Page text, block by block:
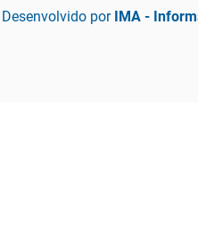
Desenvolvido por IMA -